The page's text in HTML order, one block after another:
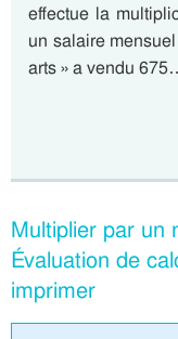
effectue la
un salaire
arts » a vendu
Multiplier par un
Évaluation de
imprimer